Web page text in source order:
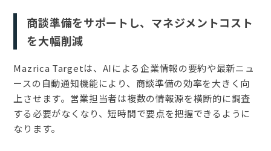
商談準備をサポートし、マネジメントコスト
を大幅削減
Mazrica Targetは、AIによる企業情報の要約や最新ニュ
ースの自動通知機能により、商談準備の効率を大きく向
上させます。営業担当者は複数の情報源を横断的に調査
する必要がなくなり、短時間で要点を把握できるように
なります。